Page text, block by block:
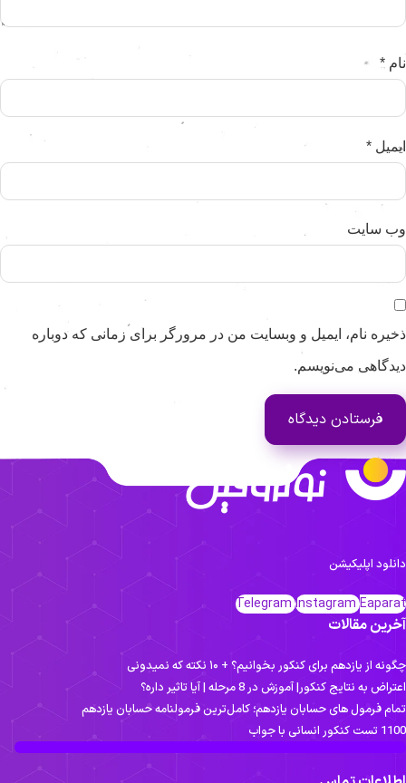
*
*
سایت
نام، ایمیل و وبسایت من در مرورگر برای زمانی که دوباره
می‌نویسم.
اپلیکیشن
TelegramInstagram
مقالات
از یازدهم برای کنکور بخوانیم؟ + ۱۰ نکته که نمیدونی
به نتایج کنکور| آموزش در 8 مرحله | آیا تاثیر داره؟
فرمول های حسابان یازدهم؛ کامل‌ترین فرمولنامه حسابان یازدهم
انسانی با جواب